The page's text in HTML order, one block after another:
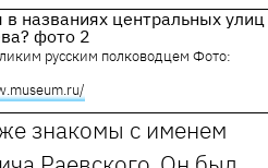
русским полководцем Фото:
знакомы с именем